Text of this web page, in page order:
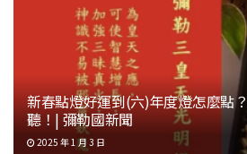
新春點燈好運到(六)年度燈怎麼點
聽！| 彌勒國新聞
2025 年 1 月 3 日